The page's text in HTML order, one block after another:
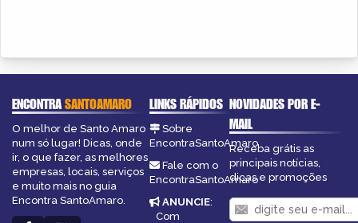
ENCONTRASANTOAMARO
O melhor de Santo Amaro
num só lugar! Dicas, onde
ir, o que fazer, as melhores
empresas, locais, serviços
e muito mais no guia
Encontra SantoAmaro.
LINKS RÁPIDOS
Sobre
EncontraSantoAmaro
Fale com o
EncontraSantoAmaro
ANUNCIE:
Com
NOVIDADES POR E-
MAIL
Receba grátis as
principais notícias,
dicas e promoções